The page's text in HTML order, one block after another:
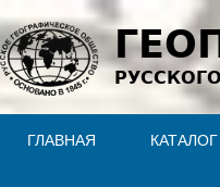
ГЛАВНАЯ КАТАЛОГ